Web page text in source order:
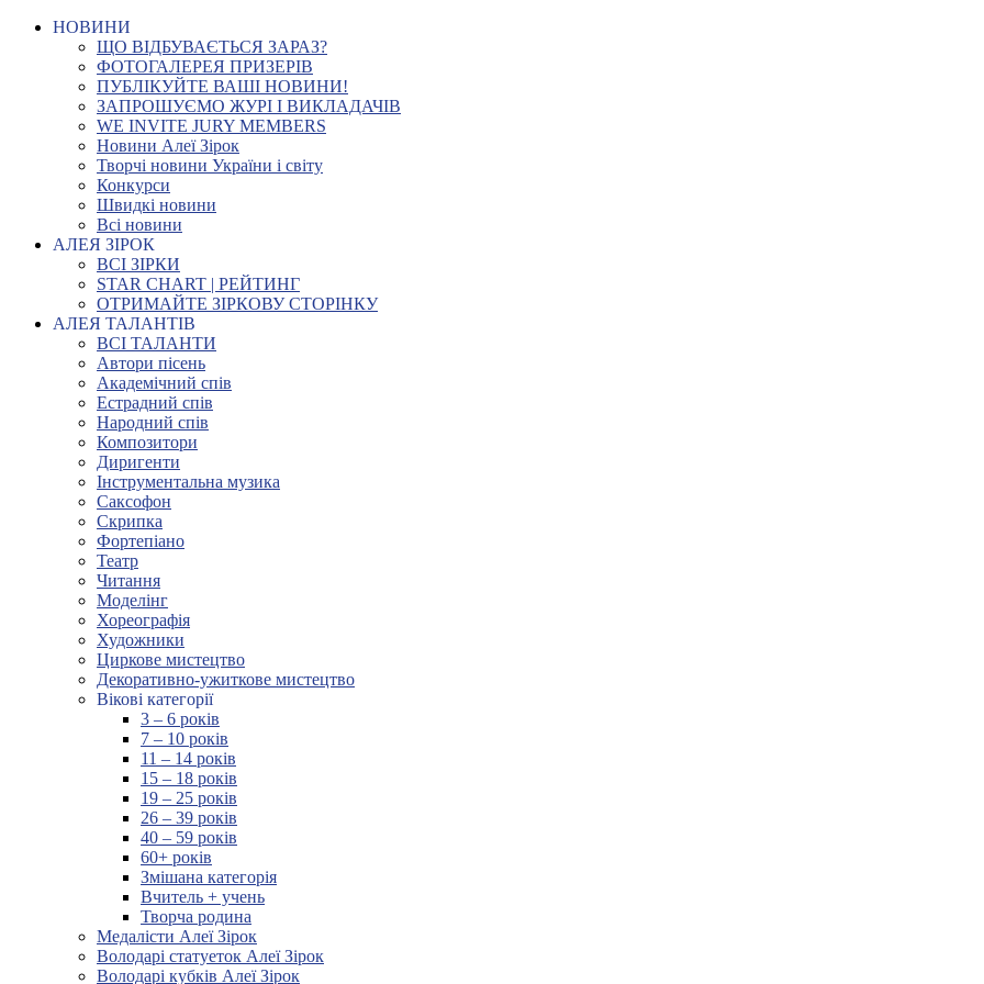
НОВИНИ
ЩО ВІДБУВАЄТЬСЯ ЗАРАЗ?
ФОТОГАЛЕРЕЯ ПРИЗЕРІВ
ПУБЛІКУЙТЕ ВАШІ НОВИНИ!
ЗАПРОШУЄМО ЖУРІ І ВИКЛАДАЧІВ
WE INVITE JURY MEMBERS
Новини Алеї Зірок
Творчі новини України і світу
Конкурси
Швидкі новини
Всі новини
АЛЕЯ ЗІРОК
ВСІ ЗІРКИ
STAR CHART | РЕЙТИНГ
ОТРИМАЙТЕ ЗІРКОВУ СТОРІНКУ
АЛЕЯ ТАЛАНТІВ
ВСІ ТАЛАНТИ
Автори пісень
Академічний спів
Естрадний спів
Народний спів
Композитори
Диригенти
Інструментальна музика
Саксофон
Скрипка
Фортепіано
Театр
Читання
Моделінг
Хореографія
Художники
Циркове мистецтво
Декоративно-ужиткове мистецтво
Вікові категорії
3 – 6 років
7 – 10 років
11 – 14 років
15 – 18 років
19 – 25 років
26 – 39 років
40 – 59 років
60+ років
Змішана категорія
Вчитель + учень
Творча родина
Медалісти Алеї Зірок
Володарі статуеток Алеї Зірок
Володарі кубків Алеї Зірок